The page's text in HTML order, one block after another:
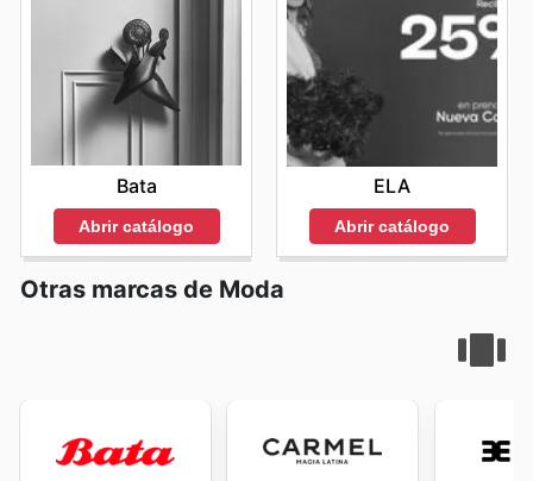
Bata
Abrir catálogo
ELA
Abrir catálogo
Otras marcas de Moda